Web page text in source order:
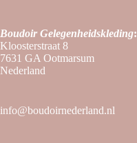
Boudoir Gelegenheidskleding:
Kloosterstraat 8
7631 GA Ootmarsum
Nederland
info@boudoirnederland.nl